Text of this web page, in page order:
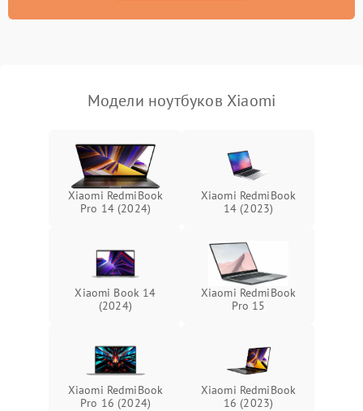
неисправности кулера
пропадание диска
оперативной памяти:
вылеты приложений,
синие экраны
Проблемы Wi‑Fi или
Модели ноутбуков Xiaomi
Xiaomi RedmiBook
Pro 14 (2024)
Xiaomi RedmiBook
14 (2023)
Xiaomi Book 14
(2024)
Xiaomi RedmiBook
Pro 15
Xiaomi RedmiBook
Pro 16 (2024)
Xiaomi RedmiBook
16 (2023)